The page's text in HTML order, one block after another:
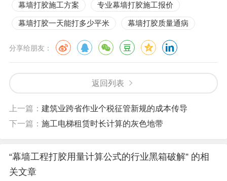
幕墙打胶施工方案 专业幕墙打胶施工报价
幕墙打胶一天能打多少平米 幕墙打胶质量通病
分享给朋友：
返回列表
上一篇： 建筑业跨省作业个税征管新规的成本传导
下一篇： 施工电梯租赁时长计算的灰色地带
“幕墙工程打胶用量计算公式的行业黑箱破解” 的相
关文章